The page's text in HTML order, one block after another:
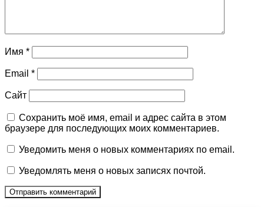
Имя *
Email *
Сайт
Сохранить моё имя, email и адрес сайта в этом
браузере для последующих моих комментариев.
Уведомить меня о новых комментариях по email.
Уведомлять меня о новых записях почтой.